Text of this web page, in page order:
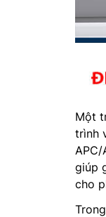
Một
trình
giúp
cho